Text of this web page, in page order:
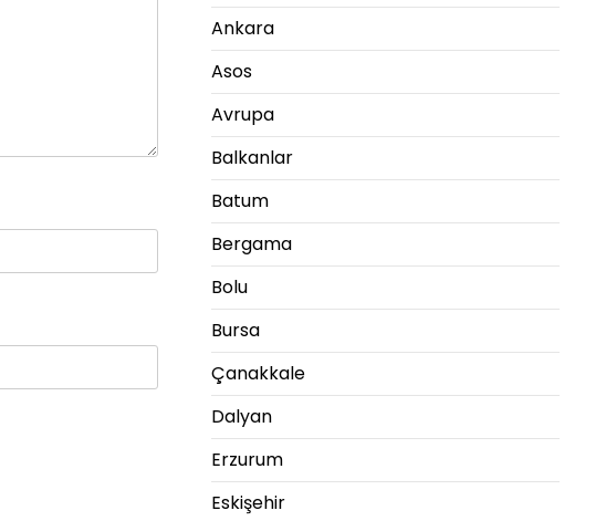
Ankara
Asos
Avrupa
Balkanlar
Batum
Bergama
Bolu
Bursa
Çanakkale
Dalyan
Erzurum
Eskişehir